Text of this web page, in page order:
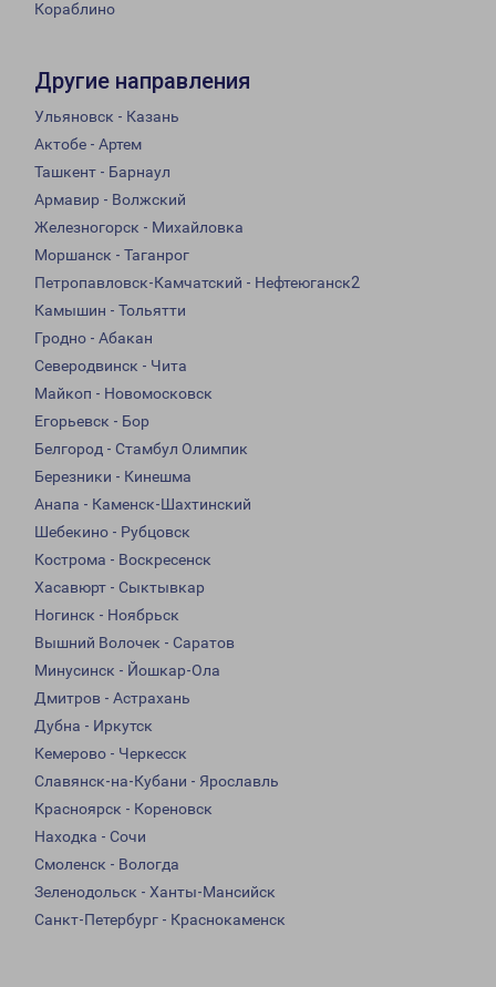
Кораблино
Другие направления
Ульяновск - Казань
Актобе - Артем
Ташкент - Барнаул
Армавир - Волжский
Железногорск - Михайловка
Моршанск - Таганрог
Петропавловск-Камчатский - Нефтеюганск2
Камышин - Тольятти
Гродно - Абакан
Северодвинск - Чита
Майкоп - Новомосковск
Егорьевск - Бор
Белгород - Стамбул Олимпик
Березники - Кинешма
Анапа - Каменск-Шахтинский
Шебекино - Рубцовск
Кострома - Воскресенск
Хасавюрт - Сыктывкар
Ногинск - Ноябрьск
Вышний Волочек - Саратов
Минусинск - Йошкар-Ола
Дмитров - Астрахань
Дубна - Иркутск
Кемерово - Черкесск
Славянск-на-Кубани - Ярославль
Красноярск - Кореновск
Находка - Сочи
Смоленск - Вологда
Зеленодольск - Ханты-Мансийск
Санкт-Петербург - Краснокаменск